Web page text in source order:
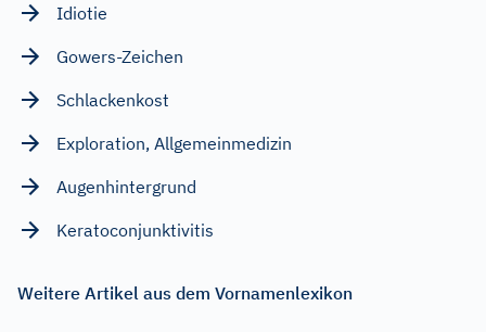
Idiotie
Gowers-Zeichen
Schlackenkost
Exploration, Allgemeinmedizin
Augenhintergrund
Keratoconjunktivitis
Weitere Artikel aus dem Vornamenlexikon